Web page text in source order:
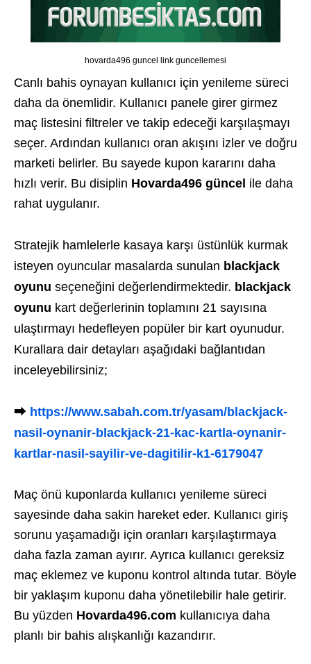
hovarda496 guncel link guncellemesi
Canlı bahis oynayan kullanıcı için yenileme süreci
daha da önemlidir. Kullanıcı panele girer girmez
maç listesini filtreler ve takip edeceği karşılaşmayı
seçer. Ardından kullanıcı oran akışını izler ve doğru
marketi belirler. Bu sayede kupon kararını daha
hızlı verir. Bu disiplin Hovarda496 güncel ile daha
rahat uygulanır.
Stratejik hamlelerle kasaya karşı üstünlük kurmak
isteyen oyuncular masalarda sunulan blackjack
oyunu seçeneğini değerlendirmektedir. blackjack
oyunu kart değerlerinin toplamını 21 sayısına
ulaştırmayı hedefleyen popüler bir kart oyunudur.
Kurallara dair detayları aşağıdaki bağlantıdan
inceleyebilirsiniz;
⮕ https://www.sabah.com.tr/yasam/blackjack-
nasil-oynanir-blackjack-21-kac-kartla-oynanir-
kartlar-nasil-sayilir-ve-dagitilir-k1-6179047
Maç önü kuponlarda kullanıcı yenileme süreci
sayesinde daha sakin hareket eder. Kullanıcı giriş
sorunu yaşamadığı için oranları karşılaştırmaya
daha fazla zaman ayırır. Ayrıca kullanıcı gereksiz
maç eklemez ve kuponu kontrol altında tutar. Böyle
bir yaklaşım kuponu daha yönetilebilir hale getirir.
Bu yüzden Hovarda496.com kullanıcıya daha
planlı bir bahis alışkanlığı kazandırır.